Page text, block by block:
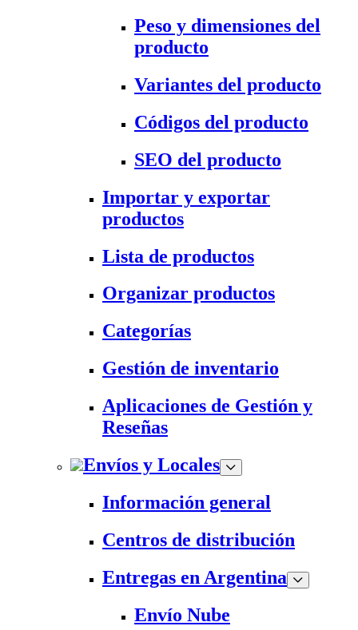
Peso y dimensiones del
producto
Variantes del producto
Códigos del producto
SEO del producto
Importar y exportar
productos
Lista de productos
Organizar productos
Categorías
Gestión de inventario
Aplicaciones de Gestión y
Reseñas
Envíos y Locales
Información general
Centros de distribución
Entregas en Argentina
Envío Nube